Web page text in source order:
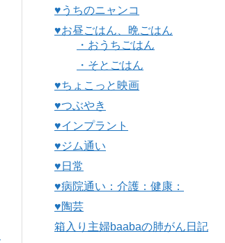
♥うちのニャンコ
♥お昼ごはん、晩ごはん
・おうちごはん
・そとごはん
♥ちょこっと映画
♥つぶやき
♥インプラント
♥ジム通い
♥日常
♥病院通い：介護：健康：
♥陶芸
箱入り主婦baabaの肺がん日記